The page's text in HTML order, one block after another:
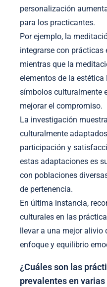
personalización
para los practicantes.
Por ejemplo, la
integrarse con prácticas
mientras que la
elementos de la estética
símbolos culturalmente
mejorar el compromiso.
La investigación
culturalmente
participación y
estas adaptaciones es
con poblaciones
de pertenencia.
En última instancia,
culturales en las
llevar a una mejor alivio
enfoque y equilibrio
¿Cuáles son las
prevalentes en